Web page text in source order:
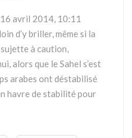
avril 2014, 10:11
d’y briller, même si la
à caution,
alors que le Sahel s’est
arabes ont déstabilisé
havre de stabilité pour